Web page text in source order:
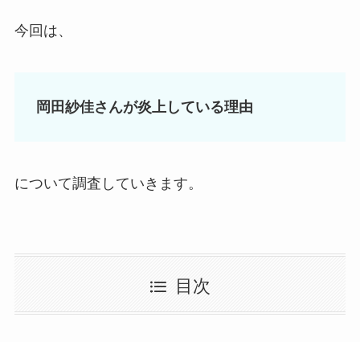
今回は、
岡田紗佳さんが炎上している理由
について調査していきます。
目次